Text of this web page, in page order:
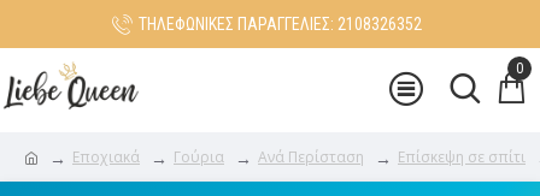
ΤΗΛΕΦΩΝΙΚΕΣ ΠΑΡΑΓΓΕΛΙΕΣ: 2108326352
0
Εποχιακά Γούρια Ανά Περίσταση Επίσκεψη σε σπίτι